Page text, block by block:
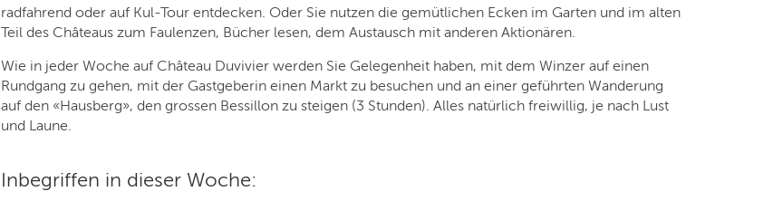
radfahrend oder auf Kul-Tour entdecken. Oder Sie nutzen die gemütlichen Ecken im Garten und im alten
Teil des Châteaus zum Faulenzen, Bücher lesen, dem Austausch mit anderen Aktionären.
Wie in jeder Woche auf Château Duvivier werden Sie Gelegenheit haben, mit dem Winzer auf einen
Rundgang zu gehen, mit der Gastgeberin einen Markt zu besuchen und an einer geführten Wanderung
auf den «Hausberg», den grossen Bessillon zu steigen (3 Stunden). Alles natürlich freiwillig, je nach Lust
und Laune.
Inbegriffen in dieser Woche: